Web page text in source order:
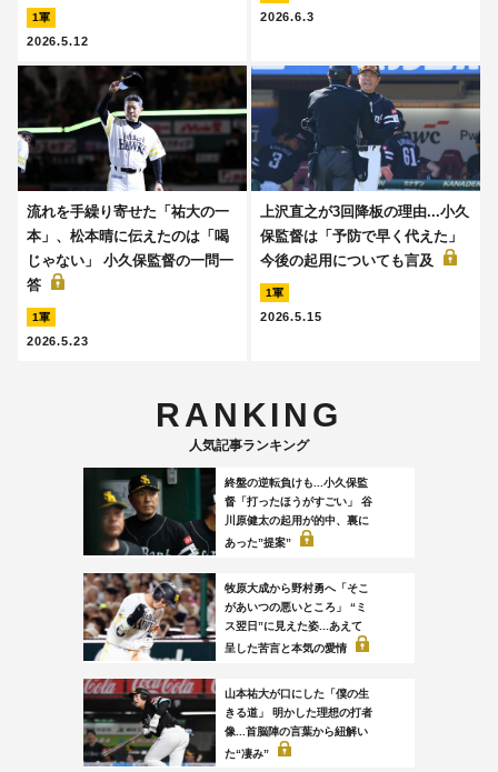
1軍
2026.5.12
2026.6.3
流れを手繰り寄せた「祐大の一
本」、松本晴に伝えたのは「喝
じゃない」 小久保監督の一問一
答
1軍
2026.5.23
上沢直之が3回降板の理由...小久
保監督は「予防で早く代えた」
今後の起用についても言及
1軍
2026.5.15
RANKING
人気記事ランキング
終盤の逆転負けも...小久保監
督「打ったほうがすごい」 谷
川原健太の起用が的中、裏に
あった”提案”
牧原大成から野村勇へ「そこ
があいつの悪いところ」 “ミ
ス翌日”に見えた姿...あえて
呈した苦言と本気の愛情
山本祐大が口にした「僕の生
きる道」 明かした理想の打者
像...首脳陣の言葉から紐解い
た“凄み”